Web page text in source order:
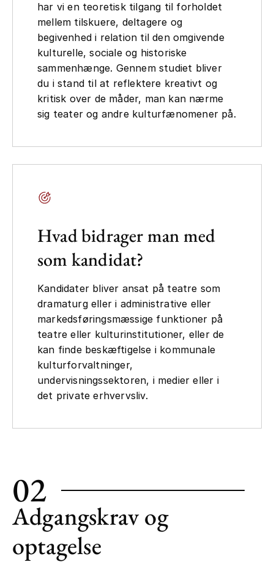
har vi en teoretisk tilgang til forholdet
mellem tilskuere, deltagere og
begivenhed i relation til den omgivende
kulturelle, sociale og historiske
sammenhænge. Gennem studiet bliver
du i stand til at reflektere kreativt og
kritisk over de måder, man kan nærme
sig teater og andre kulturfænomener på.
Hvad bidrager man med
som kandidat?
Kandidater bliver ansat på teatre som
dramaturg eller i administrative eller
markedsføringsmæssige funktioner på
teatre eller kulturinstitutioner, eller de
kan finde beskæftigelse i kommunale
kulturforvaltninger,
undervisningssektoren, i medier eller i
det private erhvervsliv.
02
Adgangskrav og
optagelse